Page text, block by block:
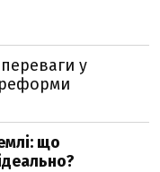
у
реформи
що